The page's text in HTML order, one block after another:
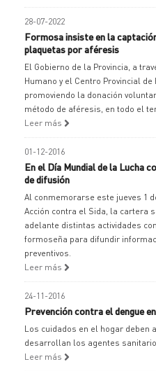
28-07-2022
Formosa insiste en la
plaquetas por aféresis
El Gobierno de la Provincia, a
Humano y el Centro Provincial
promoviendo la donación
método de aféresis, en todo el
Leer más
01-12-2016
En el Día Mundial de la Lucha
de difusión
Al conmemorarse este jueves 1
Acción contra el Sida, la cartera
adelante distintas actividades
formoseña para difundir
preventivos.
Leer más
24-11-2016
Prevención contra el dengue
Los cuidados en el hogar deben
desarrollan los agentes
Leer más